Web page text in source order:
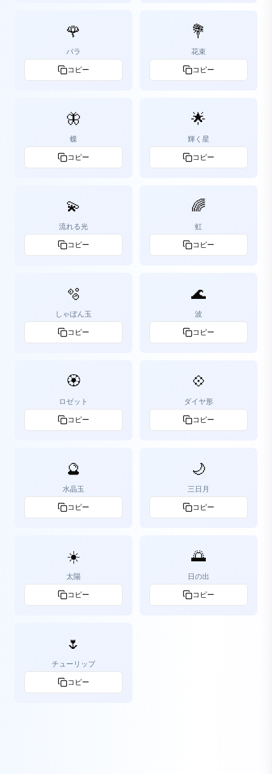
🌹
バラ
コピー
💐
花束
コピー
🦋
蝶
コピー
🌟
輝く星
コピー
💫
流れる光
コピー
🌈
虹
コピー
🫧
しゃぼん玉
コピー
🌊
波
コピー
🏵️
ロゼット
コピー
💠
ダイヤ形
コピー
🔮
水晶玉
コピー
🌙
三日月
コピー
☀️
太陽
コピー
🌅
日の出
コピー
🌷
チューリップ
コピー